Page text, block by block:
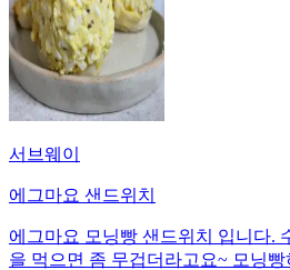
서브웨이
에그마요 샌드위치
에그마요 모닝빵 샌드위치 입니다.
을 먹으면 좀 무겁더라고요~ 모닝